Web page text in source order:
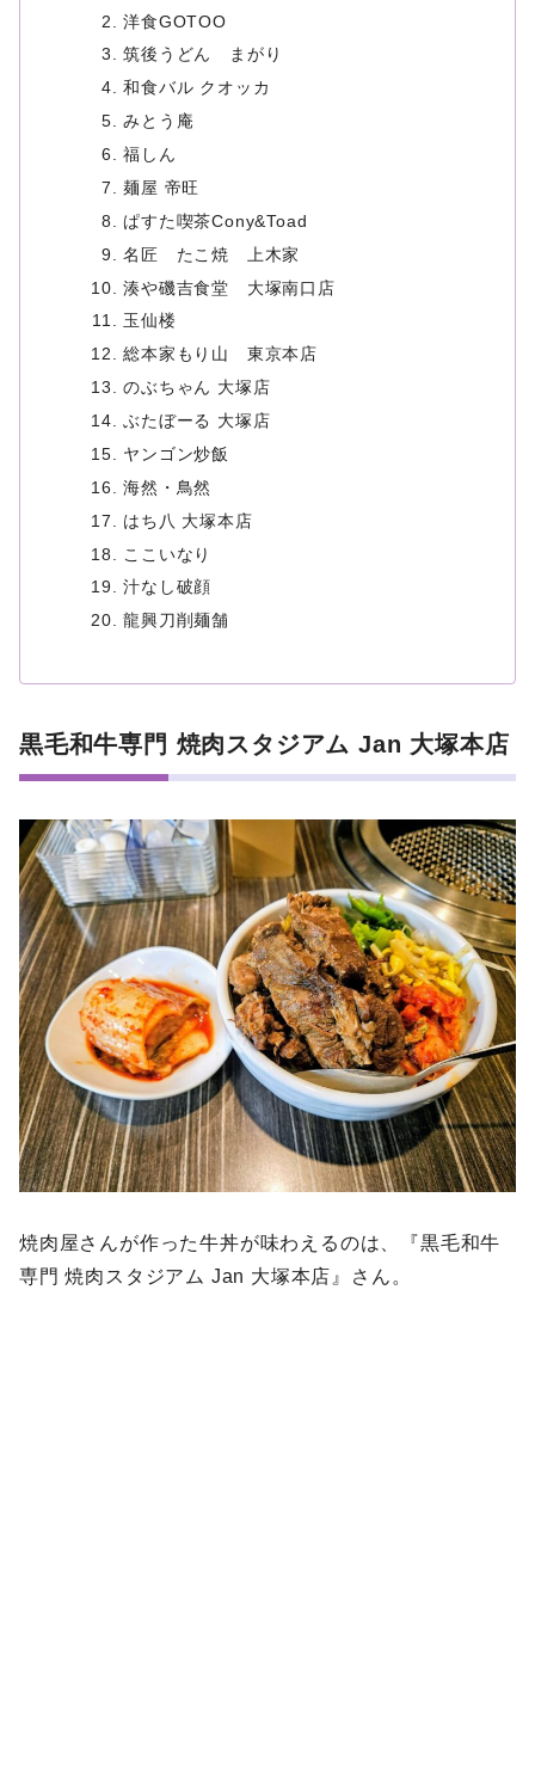
洋食GOTOO
筑後うどん まがり
和食バル クオッカ
みとう庵
福しん
麺屋 帝旺
ぱすた喫茶Cony&Toad
名匠 たこ焼 上木家
湊や磯吉食堂 大塚南口店
玉仙楼
総本家もり山 東京本店
のぶちゃん 大塚店
ぶたぼーる 大塚店
ヤンゴン炒飯
海然・鳥然
はち八 大塚本店
ここいなり
汁なし破顔
龍興刀削麺舗
黒毛和牛専門 焼肉スタジアム Jan 大塚本店
焼肉屋さんが作った牛丼が味わえるのは、『黒毛和牛
専門 焼肉スタジアム Jan 大塚本店』さん。